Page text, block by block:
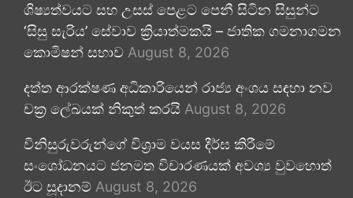
ශිෂ්‍යත්වයට සහ උසස් පෙළට පෙනී සිටින සිසුන්ට
‘සිසු සැරිය’ සේවාව ක්‍රියාත්මකයි – ජාතික ගමනාගමන
කොමිෂන් සභාව August 8, 2026
දත්ත ආරක්ෂණ අධිකාරියෙන් රාජ්‍ය අංශය සඳහා නව
චක්‍ර ලේඛයක් නිකුත් කරයි August 8, 2026
විනිසුරුවරුන්ගේ විශ්‍රාම වයස දීර්ඝ කිරීමේ
සංශෝධනයට ජනමත විචාරණයක් අවශ්‍ය වුවහොත්
ඊට සූදානම් August 8, 2026